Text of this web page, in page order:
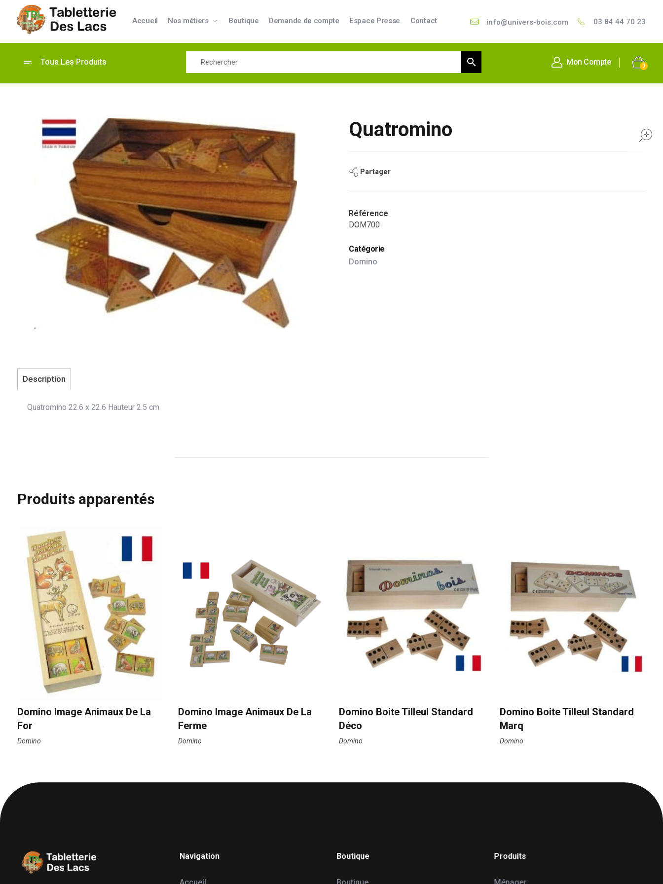
Tabletterie des Lacs
Accueil Nos métiers Boutique Demande de compte Espace Presse Contact info@univers-bois.com 03 84 44 70 23
Tous Les Produits Mon Compte 0
Quatromino
Partager
Référence
DOM700
Catégorie
Domino
Description
Quatromino 22.6 x 22.6 Hauteur 2.5 cm
Produits apparentés
Domino Image Animaux De La
For
Domino
Domino Image Animaux De La
Ferme
Domino
Domino Boite Tilleul Standard
Déco
Domino
Domino Boite Tilleul Standard
Marq
Domino
Navigation Boutique Produits